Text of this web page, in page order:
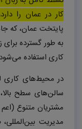
کار در عمان را
پایتخت عمان، که
به طور گسترده
کاری استفاده
سالن‌های سطح
مشتریان متنوع
مدیریت